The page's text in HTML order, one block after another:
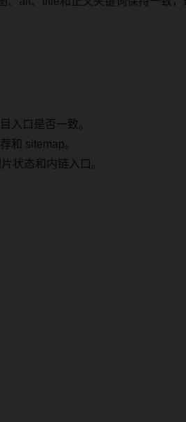
入口是否一致。
和 sitemap。
状态和内链入口。